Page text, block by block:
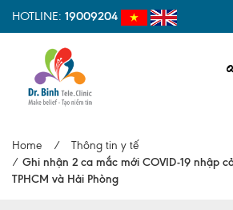
HOTLINE: 19009204
Giới thiệu chung
Home /
Thông tin y tế
/ Ghi nhận 2 ca mắc mới COVID-19 nhập
TPHCM và Hải Phòng